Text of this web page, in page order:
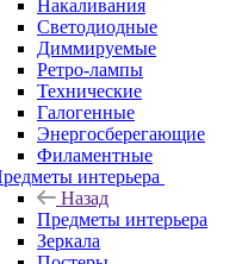
Накаливания
Светодиодные
Диммируемые
Ретро-лампы
Технические
Галогенные
Энергосберегающие
Филаментные
интерьера
Назад
Предметы интерьера
Зеркала